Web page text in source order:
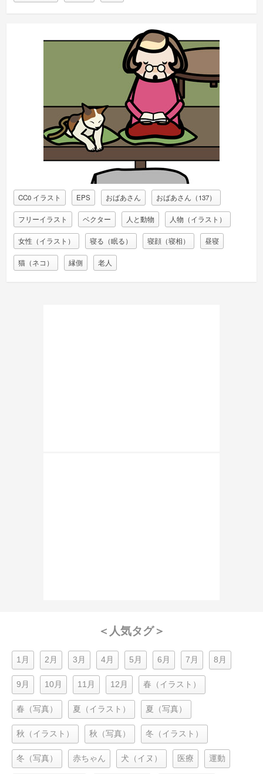
CC0 イラスト EPS おばあさん おばあさん（137）
フリーイラスト ベクター 人と動物 人物（イラスト）
女性（イラスト） 寝る（眠る） 寝顔（寝相） 昼寝
猫（ネコ） 縁側 老人
＜人気タグ＞
1月 2月 3月 4月 5月 6月 7月 8月
9月 10月 11月 12月 春（イラスト）
春（写真） 夏（イラスト） 夏（写真）
秋（イラスト） 秋（写真） 冬（イラスト）
冬（写真） 赤ちゃん 犬（イヌ） 医療 運動